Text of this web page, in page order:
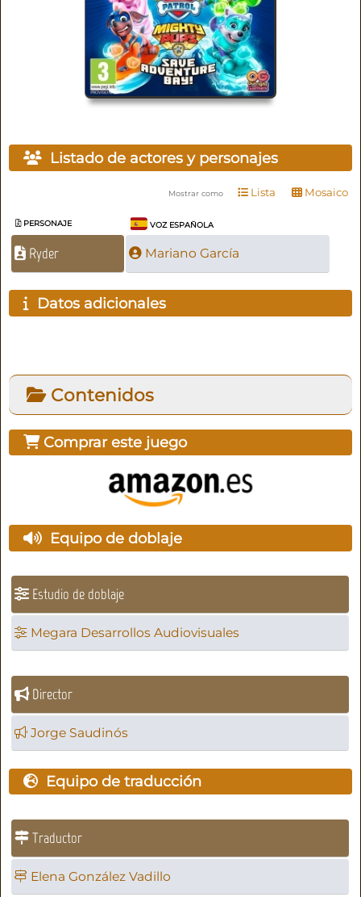
Listado de actores y personajes
Mostrar como Lista Mosaico
PERSONAJE VOZ ESPAÑOLA
Ryder Mariano García
Datos adicionales
Contenidos
Comprar este juego
Equipo de doblaje
Estudio de doblaje
Megara Desarrollos Audiovisuales
Director
Jorge Saudinós
Equipo de traducción
Traductor
Elena González Vadillo